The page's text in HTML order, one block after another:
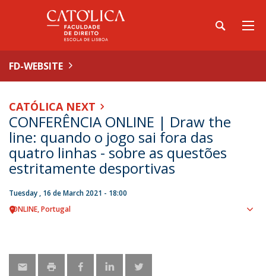
FD-WEBSITE
CATÓLICA NEXT
CONFERÊNCIA ONLINE | Draw the
line: quando o jogo sai fora das
quatro linhas - sobre as questões
estritamente desportivas
Tuesday , 16 de March 2021 - 18:00
ONLINE Portugal